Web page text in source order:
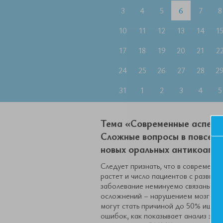
3
4 5 6 7 8
10
11 12 13 14 15
17
18 19 20 21 22
24
25 26 27 28 29
31
1 2 3 4 5
Тема «Современные
Сложные вопросы в
новых оральных
Следует признать, что в
растет и число пациентов с
заболевание неминуемо связаны с
осложнений – нарушением
могут стать причиной до 50%
ошибок, как показывает анализ